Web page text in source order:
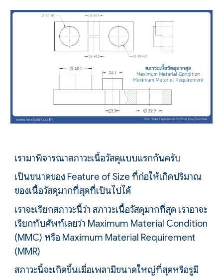
เรามาพิจารณาสภาวะเนื้อวัสดุแบบแรกกันครับ
เป็นขนาดของ Feature of Size ที่ก่อให้เกิดปริมาณ
ของเนื้อวัสดุมากที่สุดที่เป็นไปได้
เราจะเรียกสภาวะนี้ว่า สภาวะเนื้อวัสดุมากที่สุด เราอาจะ
เรียกทับศัพท์เลยว่า Maximum Material Condition
(MMC) หรือ Maximum Material Requirement
(MMR)
สภาวะนี้จะเกิดขึ้นเมื่อเพลามีขนาดใหญ่ที่สุดหรือรูมี